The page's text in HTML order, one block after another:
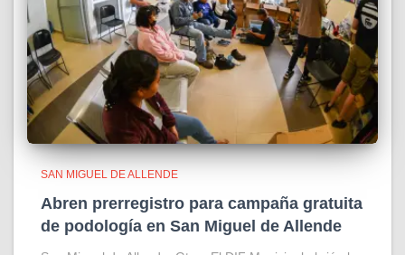
SAN MIGUEL DE ALLENDE
Abren prerregistro para campaña gratuita
de podología en San Miguel de Allende